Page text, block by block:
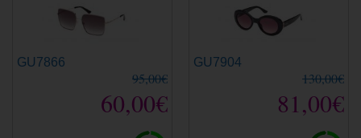
GU7866
95,00€
60,00€
GU7904
130,00€
81,00€